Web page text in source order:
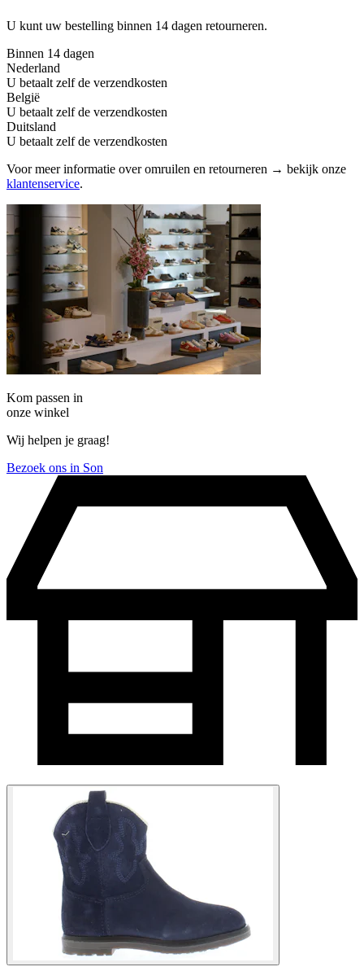
U kunt uw bestelling binnen 14 dagen retourneren.
Binnen 14 dagen
Nederland
U betaalt zelf de verzendkosten
België
U betaalt zelf de verzendkosten
Duitsland
U betaalt zelf de verzendkosten
Voor meer informatie over omruilen en retourneren → bekijk onze
klantenservice.
Kom passen in
onze winkel
Wij helpen je graag!
Bezoek ons in Son